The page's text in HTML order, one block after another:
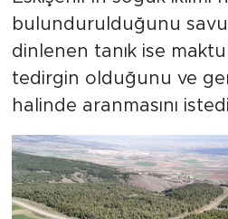
bulundurulduğunu
dinlenen tanık ise
tedirgin olduğunu ve
halinde aranmasını